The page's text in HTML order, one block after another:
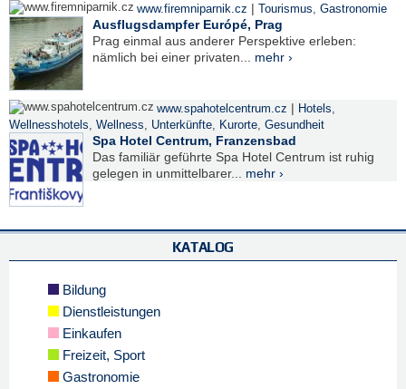
www.firemniparnik.cz | Tourismus, Gastronomie
Ausflugsdampfer Európé, Prag
Prag einmal aus anderer Perspektive erleben:
nämlich bei einer privaten... mehr ›
www.spahotelcentrum.cz | Hotels,
Wellnesshotels, Wellness, Unterkünfte, Kurorte, Gesundheit
Spa Hotel Centrum, Franzensbad
Das familiär geführte Spa Hotel Centrum ist ruhig
gelegen in unmittelbarer... mehr ›
KATALOG
Bildung
Dienstleistungen
Einkaufen
Freizeit, Sport
Gastronomie